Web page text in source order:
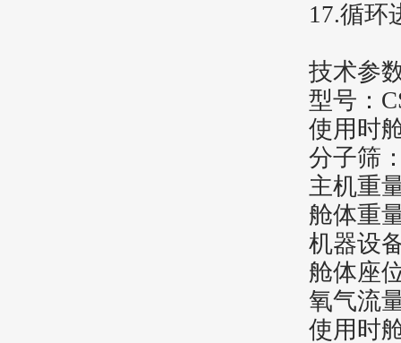
17.循环
技术参
型号 ：
使用时
分子筛
主机重
舱体重
机器设
舱体座
氧气流
使用时